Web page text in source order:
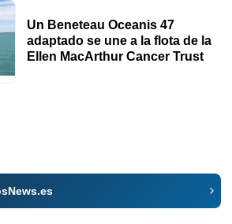
Un Beneteau Oceanis 47
adaptado se une a la flota de la
Ellen MacArthur Cancer Trust